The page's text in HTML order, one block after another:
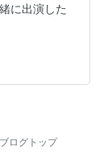
に出演した
ログトップ